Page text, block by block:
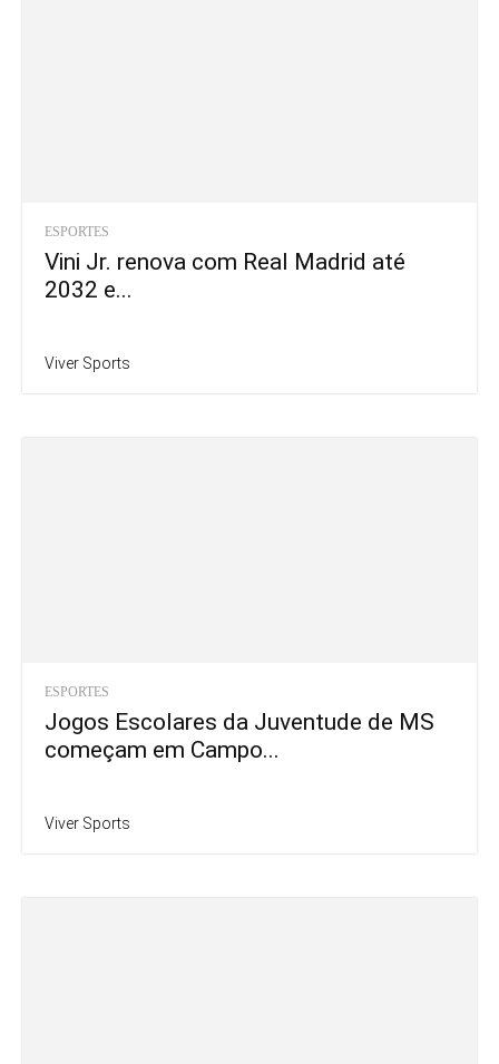
ESPORTES
Vini Jr. renova com Real Madrid até
2032 e...
Viver Sports
ESPORTES
Jogos Escolares da Juventude de MS
começam em Campo...
Viver Sports